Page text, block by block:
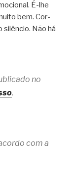
É-lhe
bem. Cor­
Não há
no
.
com a